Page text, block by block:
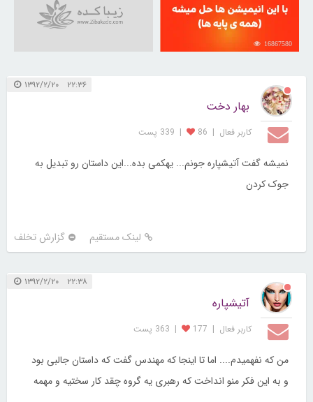
16867580
۲۲:۳۶ ۱۳۹۲/۲/۲۰
بهار دخت
کاربر فعال |
86
| 339 پست
نمیشه گفت آتیشپاره جونم... یهکمی بده...این داستان رو تبدیل به
جوک کردن
لینک مستقیم گزارش تخلف
۲۲:۳۸ ۱۳۹۲/۲/۲۰
آتیشپاره
کاربر فعال |
177
| 363 پست
من که نفهمیدم.... اما تا اینجا که مهندس گفت که داستان جالبی بود
و به این فکر منو انداخت که رهبری یه گروه چقد کار سختیه و مهمه